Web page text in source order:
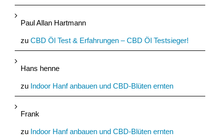
Paul Allan Hartmann
zu CBD Öl Test & Erfahrungen – CBD Öl Testsieger!
Hans henne
zu Indoor Hanf anbauen und CBD-Blüten ernten
Frank
zu Indoor Hanf anbauen und CBD-Blüten ernten